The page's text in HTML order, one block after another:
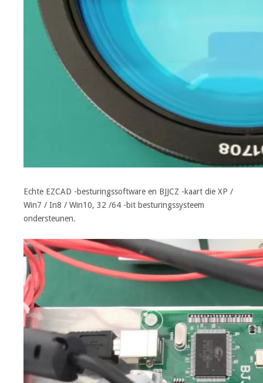
Echte EZCAD -besturingssoftware en BJJCZ -kaart die XP /
Win7 / In8 / Win10, 32 /64 -bit besturingssysteem
ondersteunen.